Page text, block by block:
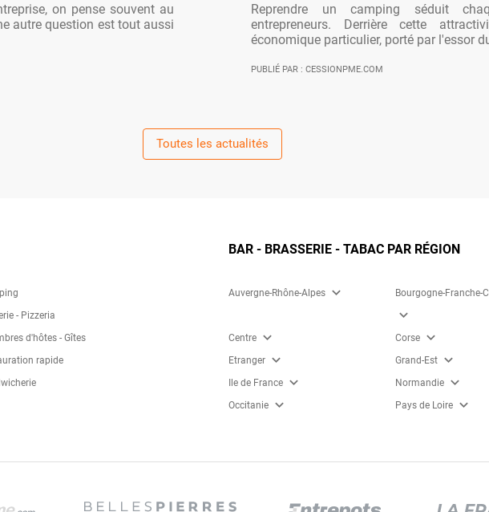
on pense souvent au
autre question est tout aussi
Reprendre un camping séduit
entrepreneurs. Derrière cette
économique particulier, porté par l'essor
PUBLIÉ PAR : CESSIONPME.COM
Toutes les actualités
- Pizzeria
d'hôtes - Gîtes
rapide
BAR - BRASSERIE - TABAC PAR RÉGION
Auvergne-Rhône-Alpes expand_more Bourgogne-Franche-
expand_more
Centre expand_more Corse expand_more
Etranger expand_more Grand-Est expand_more
Ile de France expand_more Normandie expand_more
Occitanie expand_more Pays de Loire expand_more